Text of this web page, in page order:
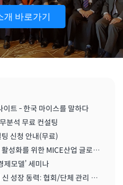
개 바로가기
이트 - 한국 마이스를 말하다
분석 무료 컨설팅
신청 안내(무료)
‘청년 일자리 창출 및 창업 활성화를 위한 MICE산업 글로벌화를 위한 세미나'
제모델’ 세미나
정책토론회 ‘MICE 산업의 신 성장 동력: 협회/단체 관리 및 복합리조트 산업’